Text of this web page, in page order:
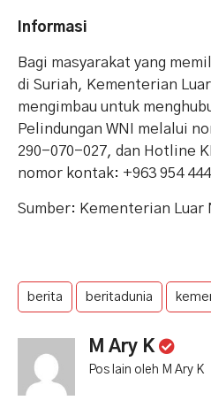
Informasi
Bagi masyarakat yang
di Suriah, Kementerian
mengimbau untuk
Pelindungan WNI melalui
290-070-027, dan Hotline
nomor kontak: +963 954
Sumber: Kementerian Luar
berita beritadunia
M Ary K
Pos lain oleh M Ary K